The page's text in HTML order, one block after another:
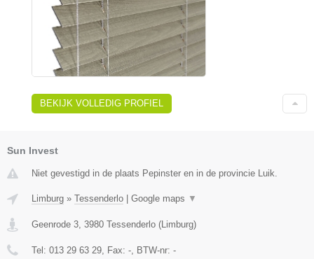
BEKIJK VOLLEDIG PROFIEL
Sun Invest
Niet gevestigd in de plaats Pepinster en in de provincie Luik.
Limburg » Tessenderlo Google maps ▼
Geenrode 3 3980 Tessenderlo ( Limburg)
Tel: 013 29 63 29 , Fax: - , BTW-nr: -